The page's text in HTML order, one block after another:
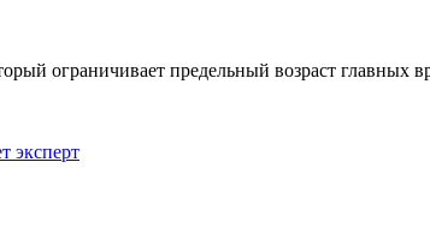
ограничивает предельный возраст
эксперт